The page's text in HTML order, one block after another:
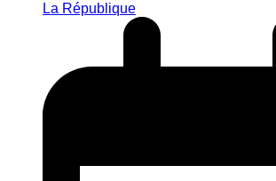
La République